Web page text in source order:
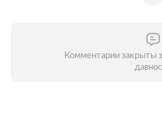
Комментарии закрыты